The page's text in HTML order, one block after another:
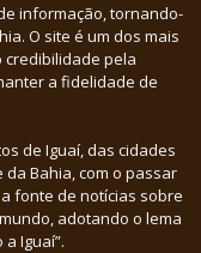
informação, tornando-
O site é um dos mais
credibilidade pela
a fidelidade de
de Iguaí, das cidades
Bahia, com o passar
fonte de notícias sobre
adotando o lema
Iguaí”.